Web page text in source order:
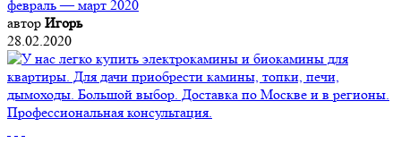
февраль — март 2020
автор Игорь
28.02.2020